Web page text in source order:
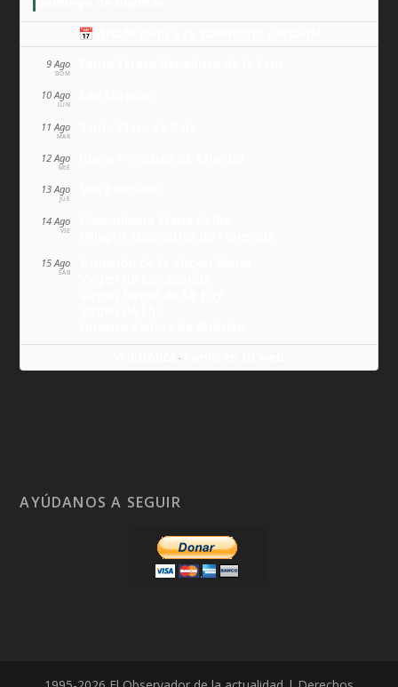
📅 Añade todo a tu calendario personal
9 Ago
DOM
10 Ago
LUN
11 Ago
MAR
12 Ago
MIÉ
13 Ago
JUE
14 Ago
VIE
15 Ago
SÁB
·
AYÚDANOS A SEGUIR